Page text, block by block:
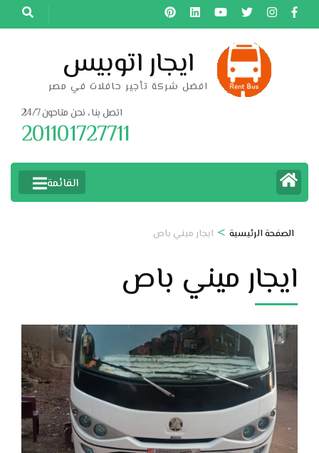
تخطى
إلى
ايجار اتوبيس
افضل شركة تأجير حافلات في مصر
اتصل بنا ، نحن متاحون 24/7
201101727711
القائمة
الصفحة الرئيسية > ايجار ميني باص
ايجار ميني باص